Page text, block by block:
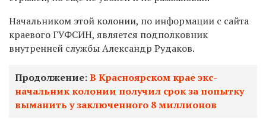
Начальником этой колонии, по информации с сайта
краевого ГУФСИН, является подполковник
внутренней службы Александр Рудаков.
Продолжение:В Красноярском крае экс-
начальник колонии получил срок за попытку
выманить у заключенного 8 миллионов